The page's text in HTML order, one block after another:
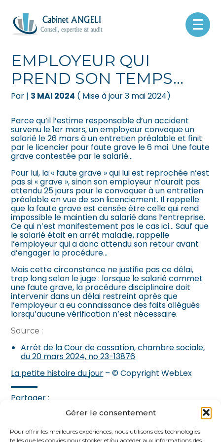
Gérer le consentement
Pour offrir les meilleures expériences, nous utilisons des technologies
telles que les cookies pour stocker et/ou accéder aux informations des
Aller
au
Créer et reprendre une activité
Gérer votre quotidien
Piloter votre entreprise
Développer votre entreprise
Construire votre patrimoine
Être prêt pour la facturation
électronique
Pilotez votre gestion
Suivre votre comptabilité
Gérer vos ressources humaines
Dématérialiser vos documents
C’EST L’HISTOIRE D’UN
EMPLOYEUR QUI
PREND SON TEMPS…
Par | 3 MAI 2024 ( Mise à jour 3 mai 2024)
Parce qu’il l’estime responsable d’un accident
survenu le 1er mars, un employeur convoque un
salarié le 26 mars à un entretien préalable et finit
par le licencier pour faute grave le 6 mai. Une faute
grave contestée par le salarié…
Pour lui, la « faute grave » qui lui est reprochée n’est
pas si « grave », sinon son employeur n’aurait pas
attendu 25 jours pour le convoquer à un entretien
préalable en vue de son licenciement. Il rappelle
que la faute grave est censée être celle qui rend
impossible le maintien du salarié dans l’entreprise.
Ce qui n’est manifestement pas le cas ici… Sauf que
le salarié était en arrêt maladie, rappelle
l’employeur qui a donc attendu son retour avant
d’engager la procédure…
Mais cette circonstance ne justifie pas ce délai,
trop long selon le juge : lorsque le salarié commet
une faute grave, la procédure disciplinaire doit
intervenir dans un délai restreint après que
l’employeur a eu connaissance des faits allégués
lorsqu’aucune vérification n’est nécessaire.
Source :
Arrêt de la Cour de cassation, chambre sociale,
du 20 mars 2024, no 23-13876
La petite histoire du jour – © Copyright WebLex
Partager :
FaceBook
TwitterLinkedIn